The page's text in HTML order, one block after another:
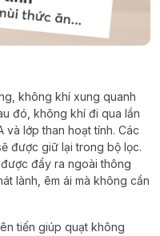
không khí xung quanh
đó, không khí đi qua lần
và lớp than hoạt tính. Các
được giữ lại trong bộ lọc.
đẩy ra ngoài thông
lành, êm ái mà không cần
tiến giúp quạt không